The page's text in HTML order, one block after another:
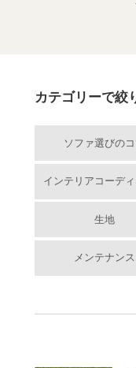
カテゴリーで絞
ソファ選びの
インテリアコーディ
生地
メンテナンス